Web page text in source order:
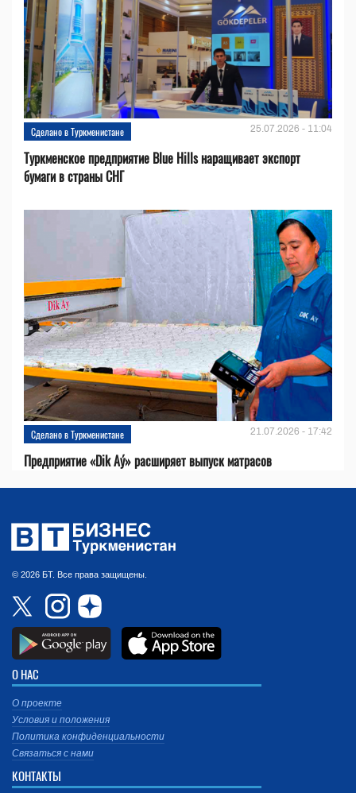
Сделано в Туркменистане 25.07.2026 - 11:04
Туркменское предприятие Blue Hills наращивает экспорт
бумаги в страны СНГ
Сделано в Туркменистане 21.07.2026 - 17:42
Предприятие «Dik Aý» расширяет выпуск матрасов
© 2026 БТ. Все права защищены.
О НАС
О проекте
Условия и положения
Политика конфиденциальности
Связаться с нами
КОНТАКТЫ